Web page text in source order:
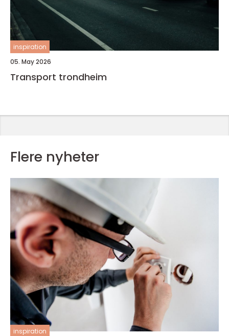
inspiration
05. May 2026
Transport trondheim
Flere nyheter
inspiration